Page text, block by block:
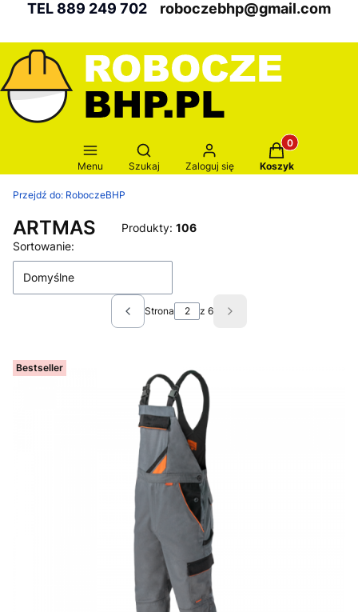
TEL 889 249 702 roboczebhp@gmail.com
Menu
Otwórz wyszukiwarkę
Szukaj Zaloguj się
Produkty w
Koszyk
Przejdź do: RoboczeBHP
ARTMAS Produkty: 106
Lista produktów
Sortowanie:
Domyślne
Poprzednie produkty
Strona z 6 Następne produkty
Bestseller